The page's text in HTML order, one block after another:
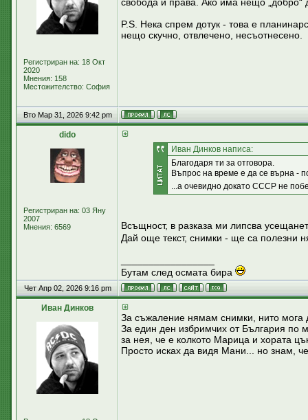
Регистриран на: 18 Окт
2020
Мнения: 158
Местожителство: София
P.S. Нека спрем дотук - това е
нещо скучно, отвлечено, несъотнесено.
Вто Мар 31, 2026 9:42 pm
dido
Регистриран на: 03 Яну
2007
Мнения: 6569
Иван Динков написа:
Благодаря ти за отговора.
Въпрос на време е да се върна -
...а очевидно докато СССР не
Всъщност, в разказа ми липсва
Дай още текст, снимки - ще са полезни
Бутам след осмата бира
Чет Апр 02, 2026 9:16 pm
Иван Динков
За съжаление нямам снимки, нито
За един ден избримчих от България по
за нея, че е колкото Марица и хората
Просто исках да видя Мани... но знам,